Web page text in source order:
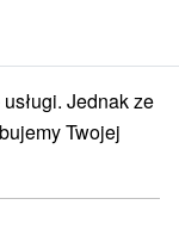
Dubnica nad Váhom
Jednak ze
Twojej